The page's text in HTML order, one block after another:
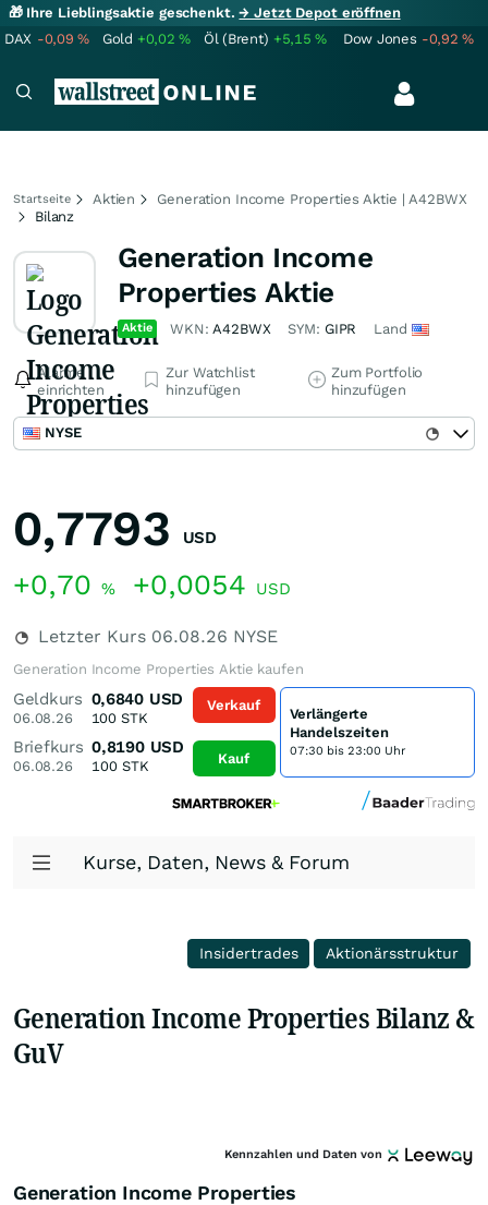
🎁 Ihre Lieblingsaktie geschenkt.→ Jetzt Depot eröffnen
DAX -0,09% Gold +0,02% Öl (Brent) +5,15% Dow Jones -0,92%
Startseite Aktien
Generation Income Properties Aktie | A42BWX
Bilanz
Generation Income
Properties Aktie
Aktie WKN:A42BWX SYM: GIPR Land
Alarme
einrichten
Zur Watchlist
hinzufügen
Zum Portfolio
hinzufügen
NYSE
0,7793 USD
+0,70 % +0,0054 USD
Letzter Kurs 06.08.26 NYSE
Generation Income Properties Aktie kaufen
Geldkurs
06.08.26
0,6840 USD
100 STK
Briefkurs
06.08.26
0,8190 USD
100STK
Verkauf
Kauf
Verlängerte
Handelszeiten
07:30 bis 23:00 Uhr
Kurse, Daten, News & Forum
Insidertrades Aktionärsstruktur
Generation Income Properties Bilanz &
GuV
Kennzahlen und Daten von
Generation Income Properties